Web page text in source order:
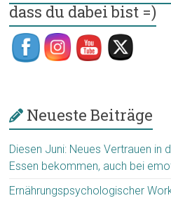
dass du dabei bist =)
Neueste Beiträge
Diesen Juni: Neues Vertrauen in
Essen bekommen, auch bei
Ernährungspsychologischer